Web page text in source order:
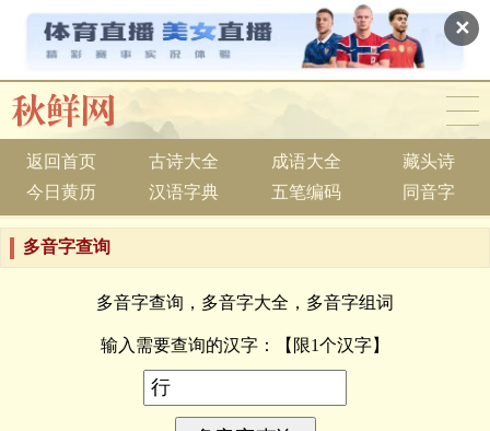
✕
返回首页 古诗大全 成语大全
藏头诗
今日黄历
汉语字典 五笔编码 同音字
多音字查询
多音字查询，多音字大全，多音字组词
输入需要查询的汉字： 【限1个汉字】